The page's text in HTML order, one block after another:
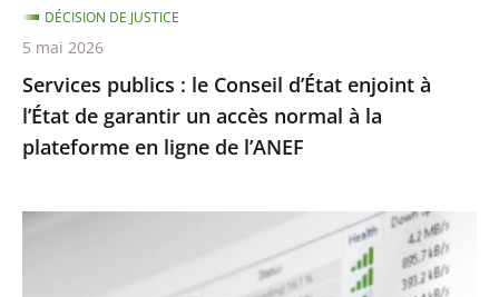
garantir
un
accès
normal
à
plateforme
Services publics : le Conseil d’État enjoint à
l’État de garantir un accès normal à la
plateforme en ligne de l’ANEF
DÉCISION DE JUSTICE
5 mai 2026
Protection